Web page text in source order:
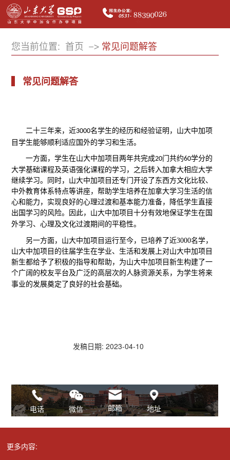
您当前位置: 首页 常见问题解答
常见问题解答
二十三年来，近3000名学生的经历和经验证明，山大中加项
目学生能够顺利适应国外的学习和生活。
一方面，学生在山大中加项目两年共完成20门共约60学分的
大学基础课程及英语强化课程的学习，之后转入加拿大相应大学
继续学习。同时，山大中加项目还专门开设了东西方文化比较、
中外教育体系特点等讲座，帮助学生培养在加拿大学习生活的信
心和能力，实现良好的心理过渡和基本能力准备，降低学生直接
出国学习的风险。因此，山大中加项目十分有效地保证学生在国
外学习、心理及文化过渡期间的平稳性。
另一方面，山大中加项目运行至今，已培养了近3000名学，
山大中加项目的往届学生在学业、生活和发展上对山大中加项目
新生都给予了积极的指导和帮助，为山大中加项目新生构建了一
个广阔的校友平台及广泛的高层次的人脉资源关系，为学生将来
事业的发展奠定了良好的社会基础。
发稿日期: 2023-04-10
电话 微信 邮箱 地址
更多内容: